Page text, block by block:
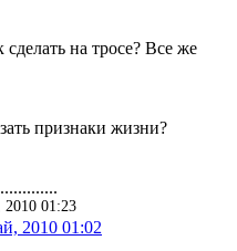
на тросе? Все же
признаки жизни?
01:23
2010 01:02